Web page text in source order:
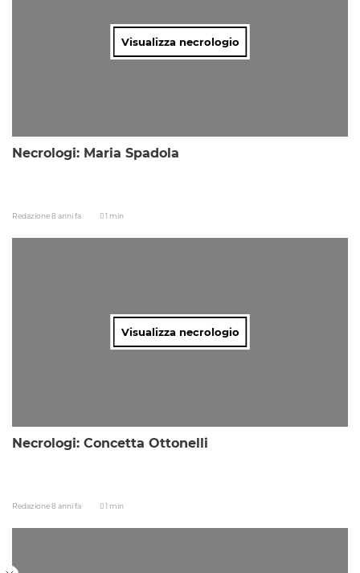
Visualizza necrologio
Necrologi: Maria Spadola
Redazione8 anni fa 1 min
Visualizza necrologio
Necrologi: Concetta Ottonelli
Redazione8 anni fa 1 min